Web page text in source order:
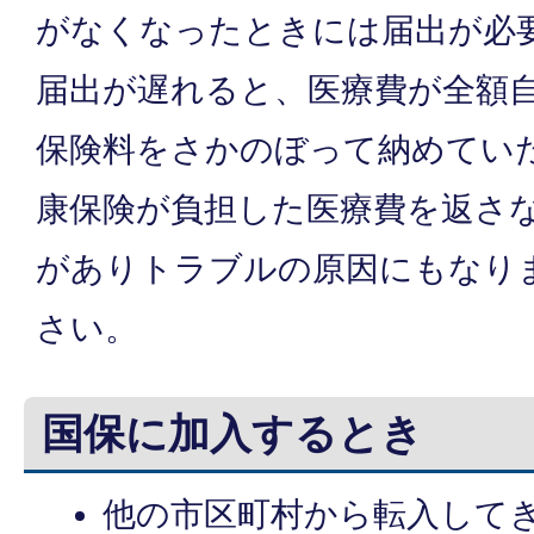
がなくなったときには届出が必
届出が遅れると、医療費が全額
保険料をさかのぼって納めてい
康保険が負担した医療費を返さ
がありトラブルの原因にもなり
さい。
国保に加入するとき
他の市区町村から転入して